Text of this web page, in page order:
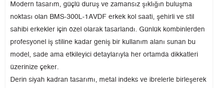
Modern tasarım, güçlü duruş ve zamansız şıklığın buluşma
noktası olan BMS-300L-1AVDF erkek kol saati, şehirli ve stil
sahibi erkekler için özel olarak tasarlandı. Günlük kombinlerden
profesyonel iş stiline kadar geniş bir kullanım alanı sunan bu
model, sade ama etkileyici detaylarıyla her ortamda dikkatleri
üzerinize çeker.
Derin siyah kadran tasarımı, metal indeks ve ibrelerle birleşerek